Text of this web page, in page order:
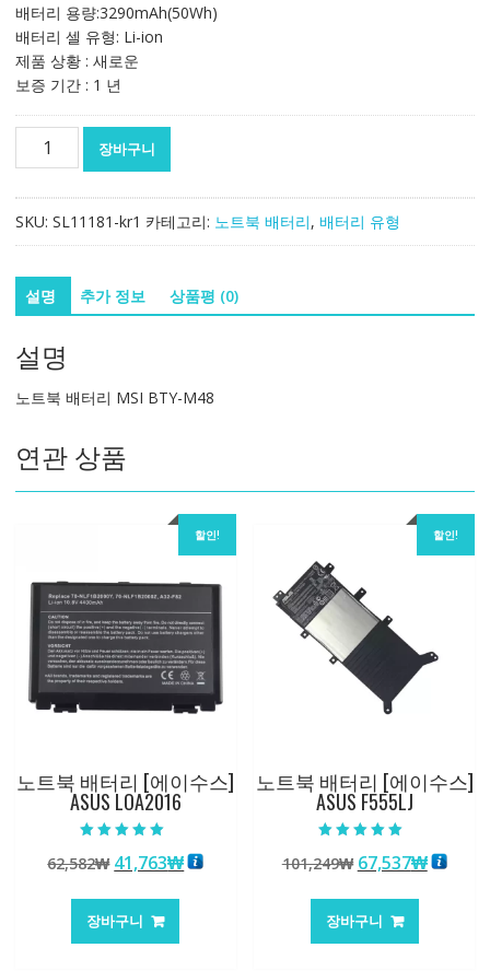
배터리 용량:3290mAh(50Wh)
배터리 셀 유형: Li-ion
제품 상황 : 새로운
보증 기간 : 1 년
터
MSI
BTY-
수
장바구니
SKU: SL11181-kr1 카테고리: 노트북 배터리, 배터리 유형
설명 추가 정보 상품평 (0)
설명
노트북 배터리 MSI BTY-M48
연관 상품
할인!
노트북 배터리 [에이수스]
ASUS LOA2016
5.00
로 평가됨
62,582₩ 원
가
격:
41,763₩현
장바구니
할인!
노트북 배터리 [에이수스]
ASUS F555LJ
5.00
로 평가됨
101,249₩ 원
가
격:
67,537₩현
장바구니